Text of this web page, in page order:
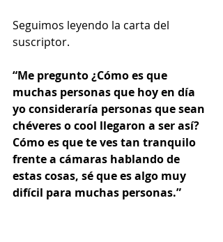
Seguimos leyendo la carta del
suscriptor.
“Me pregunto ¿Cómo es que
muchas personas que hoy en día
yo consideraría personas que sean
chéveres o cool llegaron a ser así?
Cómo es que te ves tan tranquilo
frente a cámaras hablando de
estas cosas, sé que es algo muy
difícil para muchas personas.”